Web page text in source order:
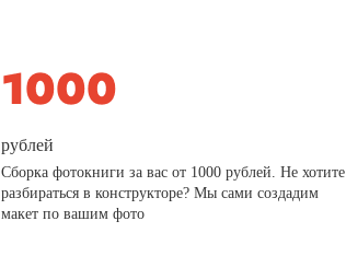
рублей
Сборка фотокниги за вас от 1000 рублей. Не хотите
разбираться в конструкторе? Мы сами создадим
макет по вашим фото